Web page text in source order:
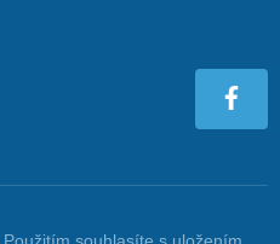
Použitím souhlasíte s uložením